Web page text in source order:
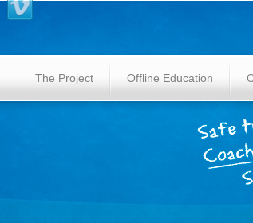
The Project Offline Education